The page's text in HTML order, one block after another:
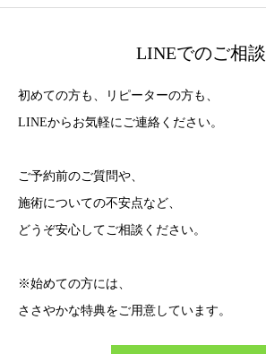
LINEでのご相談
初めての方も、リピーターの方も、
LINEからお気軽にご連絡ください。
ご予約前のご質問や、
施術についての不安点など、
どうぞ安心してご相談ください。
※始めての方には、
ささやかな特典をご用意しています。